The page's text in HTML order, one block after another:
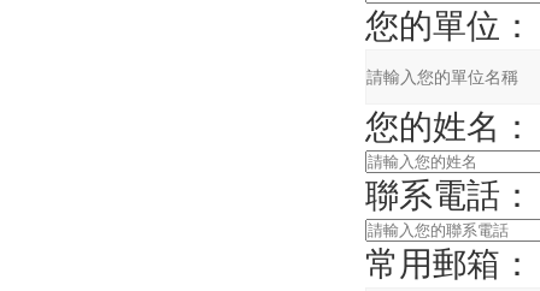
您的單位：
您的姓名：
聯系電話：
常用郵箱：